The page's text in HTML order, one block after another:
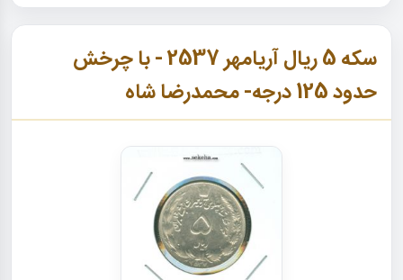
سکه 5 ریال آریامهر 2537 - با چرخش
حدود 125 درجه- محمدرضا شاه